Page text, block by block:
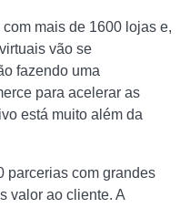
mais de 1600 lojas e,
vão se
fazendo uma
para acelerar as
está muito além da
parcerias com grandes
valor ao cliente. A